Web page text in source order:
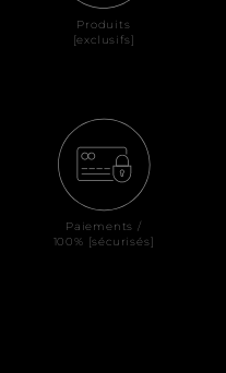
Produits
[exclusifs]
Paiements /
100% [sécurisés]